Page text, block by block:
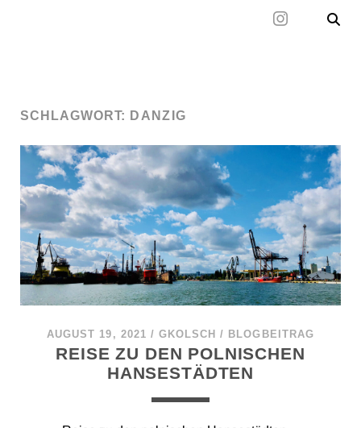
SCHLAGWORT: DANZIG
AUGUST 19, 2021 / GKOLSCH / BLOGBEITRAG
REISE ZU DEN POLNISCHEN
HANSESTÄDTEN